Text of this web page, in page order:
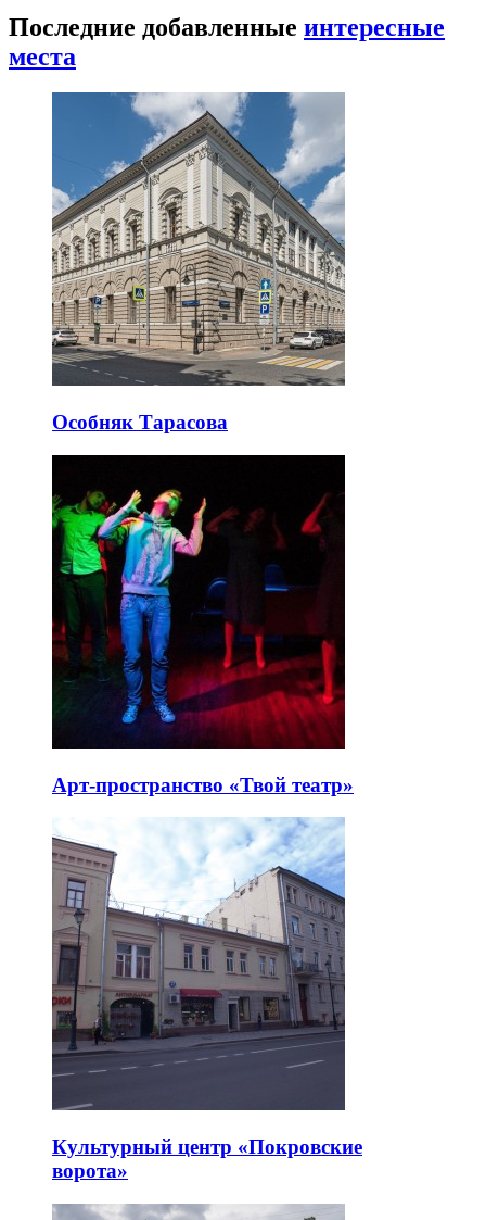
Последние добавленные интересные
места
Особняк Тарасова
Арт-пространство «Твой театр»
Культурный центр «Покровские
ворота»